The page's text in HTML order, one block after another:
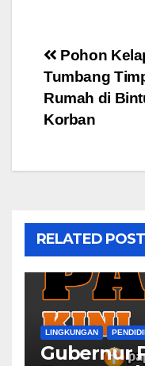
Post
Pohon
Tumbang
Rumah di
Korban
RELATED POST
LINGKUNGAN
Gubernur